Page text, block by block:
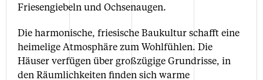
Friesengiebeln und Ochsenaugen.
Die harmonische, friesische Baukultur schafft eine
heimelige Atmosphäre zum Wohlfühlen. Die
Häuser verfügen über großzügige Grundrisse, in
den Räumlichkeiten finden sich warme